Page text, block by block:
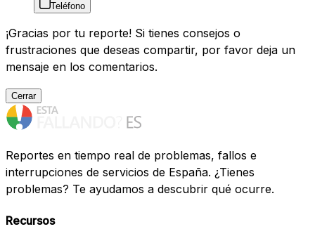
Teléfono
¡Gracias por tu reporte! Si tienes consejos o
frustraciones que deseas compartir, por favor deja un
mensaje en los comentarios.
Cerrar
Reportes en tiempo real de problemas, fallos e
interrupciones de servicios de España. ¿Tienes
problemas? Te ayudamos a descubrir qué ocurre.
Recursos